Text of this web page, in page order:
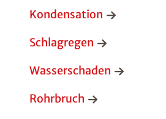
Kondensation
Schlagregen
Wasserschaden
Rohrbruch